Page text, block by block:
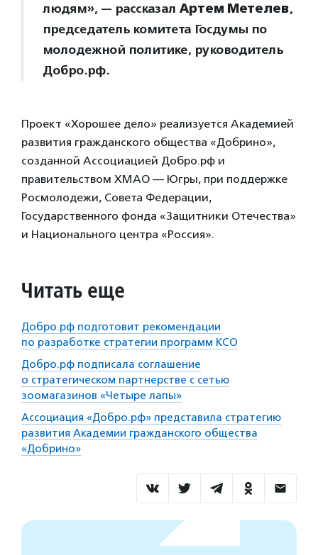
людям», — рассказал Артем Метелев,
председатель комитета Госдумы по
молодежной политике, руководитель
Добро.рф.
Проект «Хорошее дело» реализуется Академией
развития гражданского общества «Добрино»,
созданной Ассоциацией Добро.рф и
правительством ХМАО — Югры, при поддержке
Росмолодежи, Совета Федерации,
Государственного фонда «Защитники Отечества»
и Национального центра «Россия».
Читать еще
Добро.рф подготовит рекомендации
по разработке стратегии программ КСО
Добро.рф подписала соглашение
о стратегическом партнерстве с сетью
зоомагазинов «Четыре лапы»
Ассоциация «Добро.рф» представила стратегию
развития Академии гражданского общества
«Добрино»